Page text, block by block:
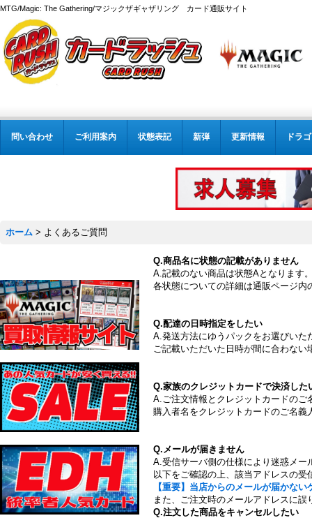
MTG/Magic: The Gathering/マジックザギャザリング カード通販サイト
問い合わせ ご利用案内 状態表記 新弾 更新情報 ドラ
ホーム > よくあるご質問
Q.商品名に状態の記載がありません
A.記載のない商品は状態Aとなります
各状態についての詳細は通販ページ内
Q.配達の日時指定をしたい
A.発送方法にゆうパックをお選びい
ご記載いただいた日時が間に合わな
Q.家族のクレジットカードで決済した
A.ご注文情報とクレジットカードの
購入者名をクレジットカードのご名
Q.メールが届きません
A.受信サーバ側の仕様により迷惑メ
以下をご確認の上、該当アドレスの
【重要】当店からのメールが届かな
また、ご注文時のメールアドレスに
Q.注文した商品をキャンセルしたい